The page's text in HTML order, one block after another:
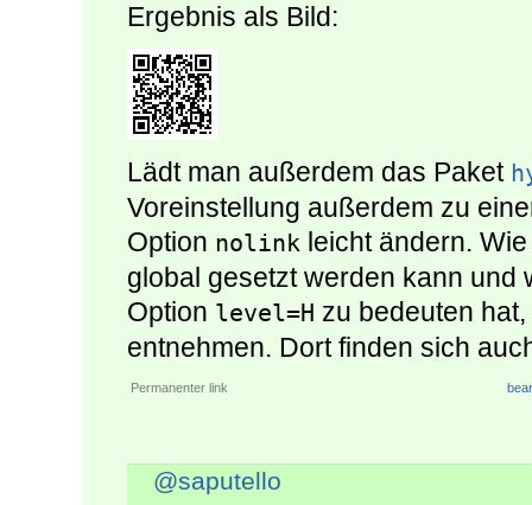
Ergebnis als Bild:
Lädt man außerdem das Paket
Voreinstellung außerdem zu
Option nolink leicht ändern.
global gesetzt werden kann und
Option level=H zu bedeuten
entnehmen. Dort finden sich
Permanenter link
@saputello